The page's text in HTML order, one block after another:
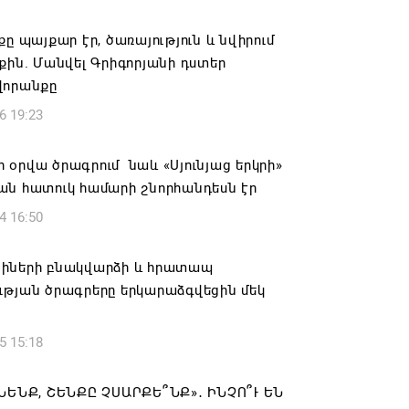
16:34
ԵՆՔ ՄԻԱՍԻՆ ՆՇԵԼՈՒ ՏԱՇՏՈՒՆ
ՕՐԸ
ղեկավար Գևորգ Փարսյանի
ճանապարհաշինական
16:09
բանակը «Իսկանդերով» հարվածել
14:32
պայքար էր, ծառայություն և նվիրում
Մանվել Գրիգորյանի դստեր
19:23
ծրագրում նաև «Սյունյաց երկրի»
հատուկ համարի շնորհանդեսն էր
16:50
բնակվարձի և հրատապ
ծրագրերը երկարաձգվեցին մեկ
15:18
ՇԵՆՔԸ ՉՍԱՐՔԵ՞ՆՔ»․ ԻՆՉՈ՞Ւ ԵՆ